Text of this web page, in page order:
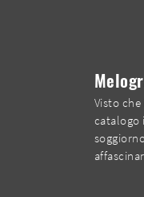
Visto
catalogo